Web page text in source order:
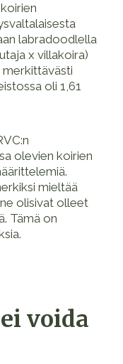
labradoodlella
x villakoira)
merkittävästi
oli 1,61
olevien koirien
mieltää
olisivat olleet
Tämä on
voida